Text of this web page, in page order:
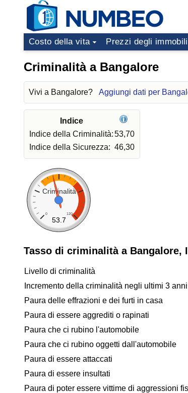
Costo della vita Prezzi degli immobili
Criminalità a Bangalore
Vivi a Bangalore? Aggiungi dati per
Indice
Indice della Criminalità:53,70
Indice della Sicurezza: 46,30
Criminalità
0 120
53.7
Tasso di criminalità a Bangalore,
Livello di criminalità
Incremento della criminalità negli ultimi 3 anni
Paura delle effrazioni e dei furti in casa
Paura di essere aggrediti o rapinati
Paura che ci rubino l'automobile
Paura che ci rubino oggetti dall'automobile
Paura di essere attaccati
Paura di essere insultati
Paura di poter essere vittime di aggressioni